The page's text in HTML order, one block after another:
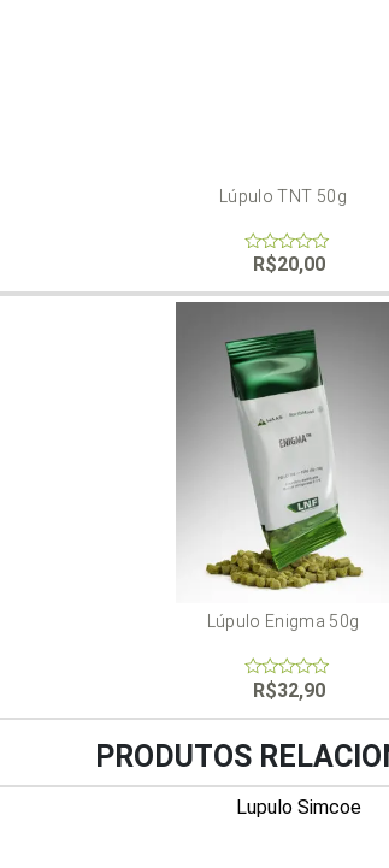
Lúpulo TNT 50g
of
R$20,00
Lúpulo Enigma 50g
of
R$32,90
PRODUTOS